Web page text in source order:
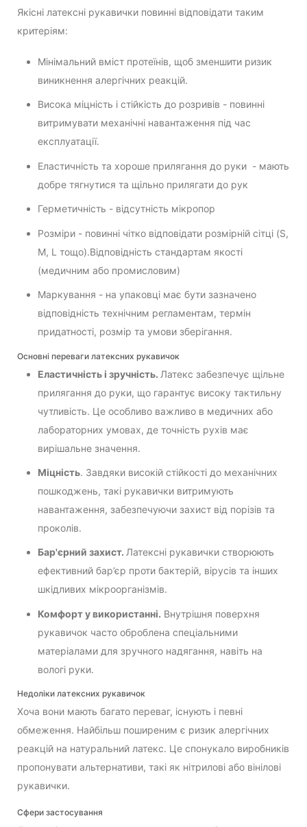
Якісні латексні рукавички повинні відповідати таким
критеріям:
Мінімальний вміст протеїнів, щоб зменшити ризик
виникнення алергічних реакцій.
Висока міцність і стійкість до розривів - повинні
витримувати механічні навантаження під час
експлуатації.
Еластичність та хороше прилягання до руки - мають
добре тягнутися та щільно прилягати до рук
Герметичність - відсутність мікропор
Розміри - повинні чітко відповідати розмірній сітці (S,
M, L тощо).Відповідність стандартам якості
(медичним або промисловим)
Маркування - на упаковці має бути зазначено
відповідність технічним регламентам, термін
придатності, розмір та умови зберігання.
Основні переваги латексних рукавичок
Еластичність і зручність. Латекс забезпечує щільне
прилягання до руки, що гарантує високу тактильну
чутливість. Це особливо важливо в медичних або
лабораторних умовах, де точність рухів має
вирішальне значення.
Міцність. Завдяки високій стійкості до механічних
пошкоджень, такі рукавички витримують
навантаження, забезпечуючи захист від порізів та
проколів.
Бар'єрний захист. Латексні рукавички створюють
ефективний бар’єр проти бактерій, вірусів та інших
шкідливих мікроорганізмів.
Комфорт у використанні. Внутрішня поверхня
рукавичок часто оброблена спеціальними
матеріалами для зручного надягання, навіть на
вологі руки.
Недоліки латексних рукавичок
Хоча вони мають багато переваг, існують і певні
обмеження. Найбільш поширеним є ризик алергічних
реакцій на натуральний латекс. Це спонукало виробників
пропонувати альтернативи, такі як нітрилові або вінілові
рукавички.
Сфери застосування